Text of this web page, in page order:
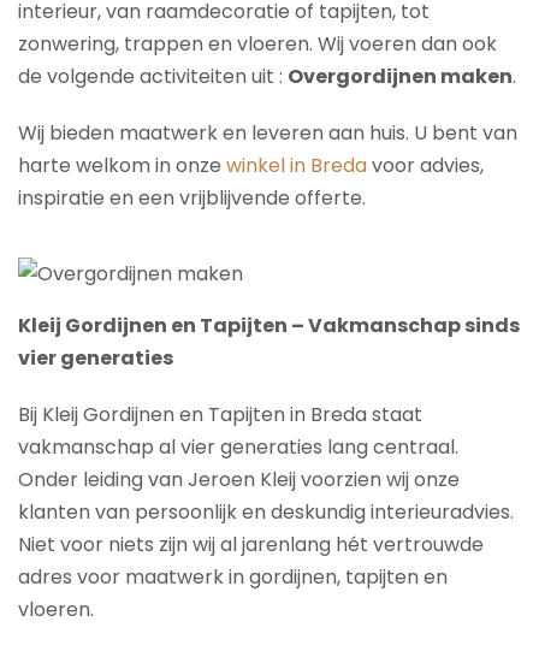
interieur, van raamdecoratie of tapijten, tot
zonwering, trappen en vloeren. Wij voeren dan ook
de volgende activiteiten uit : Overgordijnen maken.
Wij bieden maatwerk en leveren aan huis. U bent van
harte welkom in onze winkel in Bredavoor advies,
inspiratie en een vrijblijvende offerte.
Kleij Gordijnen en Tapijten – Vakmanschap sinds
vier generaties
Bij Kleij Gordijnen en Tapijten in Breda staat
vakmanschap al vier generaties lang centraal.
Onder leiding van Jeroen Kleij voorzien wij onze
klanten van persoonlijk en deskundig interieuradvies.
Niet voor niets zijn wij al jarenlang hét vertrouwde
adres voor maatwerk in gordijnen, tapijten en
vloeren.